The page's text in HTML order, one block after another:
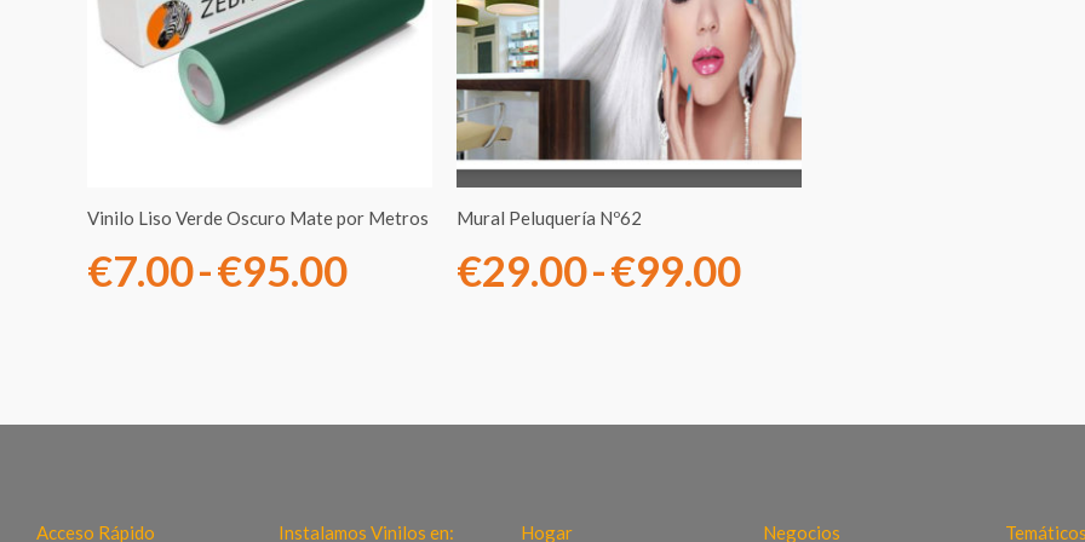
Vinilo Liso Verde Oscuro Mate por Metros
€7.00-€95.00
desde
€95.00Mural Peluquería Nº62
€29.00-€99.00
desde
€29.00
hasta
€99.00
Acceso Rápido Instalamos Vinilos en: Hogar Negocios Temáticos